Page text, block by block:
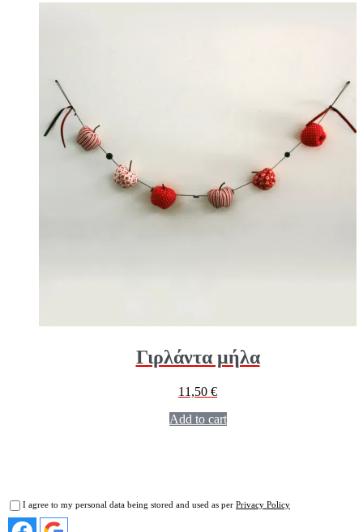
Γιρλάντα μήλα
11,50 €
Add to cart
I agree to my personal data being stored and used as per Privacy Policy